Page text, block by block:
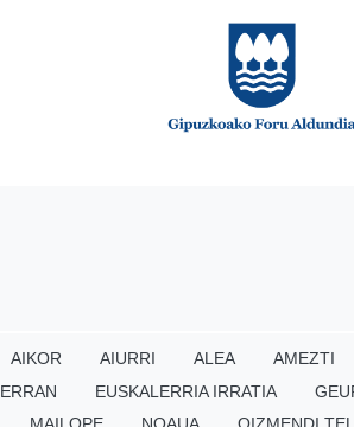
AIKOR AIURRI ALEA AMEZTI
ERRAN EUSKALERRIA IRRATIA